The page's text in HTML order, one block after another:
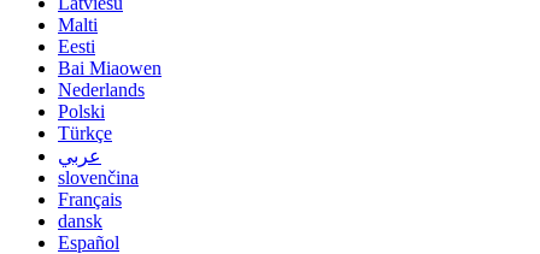
Malti
Eesti
Bai Miaowen
Nederlands
Polski
Türkçe
عربي
slovenčina
Français
dansk
Español